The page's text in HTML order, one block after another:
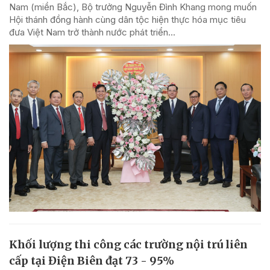
Nam (miền Bắc), Bộ trưởng Nguyễn Đình Khang mong muốn
Hội thánh đồng hành cùng dân tộc hiện thực hóa mục tiêu
đưa Việt Nam trở thành nước phát triển...
Khối lượng thi công các trường nội trú liên
cấp tại Điện Biên đạt 73 - 95%